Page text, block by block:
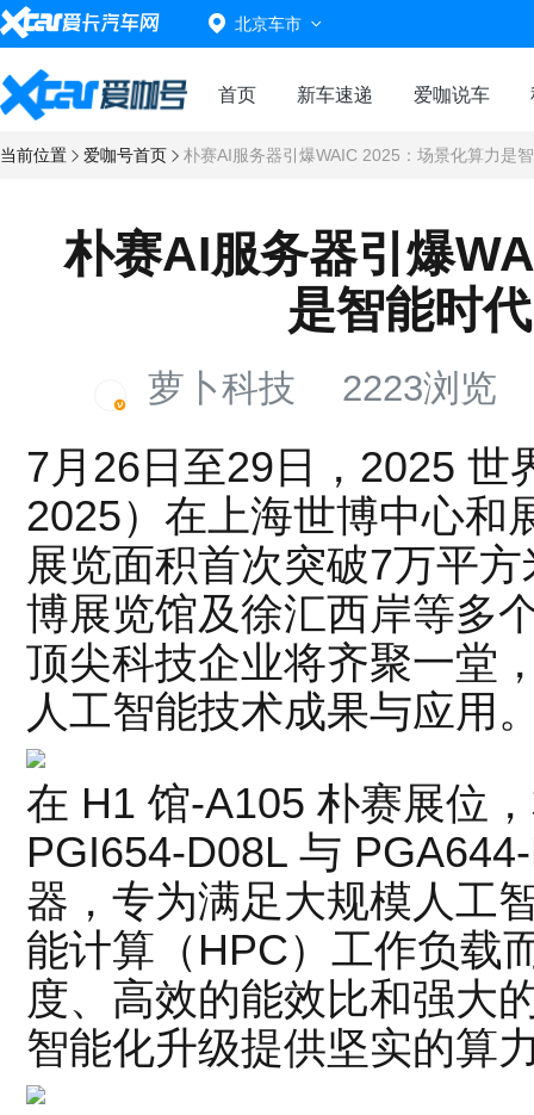
北京车市
首页 新车速递 爱咖说车
当前位置 爱咖号首页 朴赛AI服务器引爆WAIC 2025：场景化算力是
朴赛AI服务器引爆
是智能时
萝卜科技 2223浏览
7月26日至29日，2025 世
2025）在上海世博中心和
展览面积首次突破7万平
博展览馆及徐汇西岸等多
顶尖科技企业将齐聚一堂
人工智能技术成果与应用
在 H1 馆-A105 朴赛展位
PGI654-D08L 与
器，专为满足大规模人工
能计算（HPC）工作负载
度、高效的能效比和强大
智能化升级提供坚实的算